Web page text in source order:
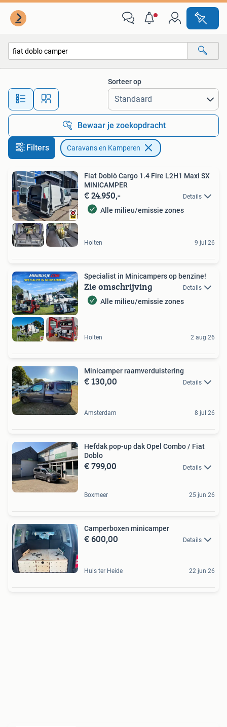
Alle afstanden…
Sorteer op
Bewaar je zoekopdracht
Filters Caravans en Kamperen
Fiat Doblò Cargo 1.4 Fire L2H1 Maxi SX
MINICAMPER
€ 24.950,- Details
Alle milieu/emissie zones
Holten 9 jul 26
Specialist in Minicampers op benzine!
Zie omschrijving Details
Alle milieu/emissie zones
Holten 2 aug 26
Minicamper raamverduistering
€ 130,00 Details
Amsterdam 8 jul 26
Hefdak pop-up dak Opel Combo / Fiat
Doblo
€ 799,00 Details
Boxmeer 25 jun 26
Camperboxen minicamper
€ 600,00 Details
Huis ter Heide 22 jun 26